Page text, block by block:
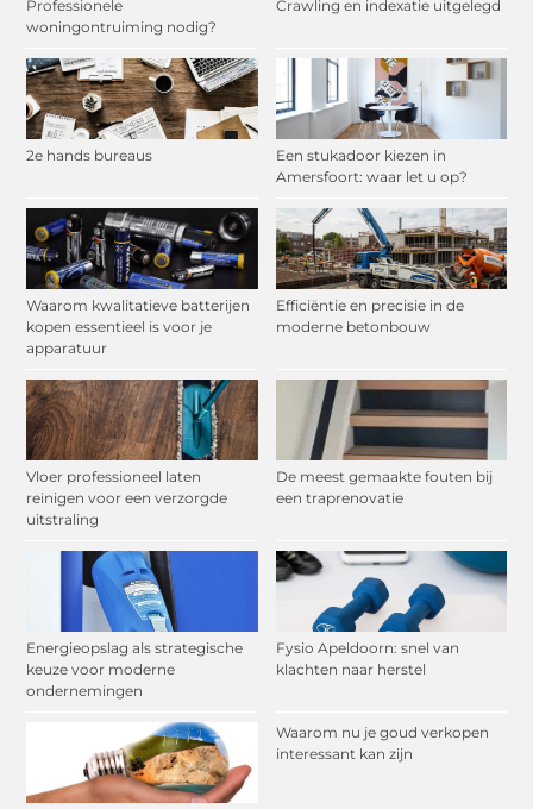
Professionele
woningontruiming nodig?
Crawling en indexatie uitgelegd
2e hands bureaus
Een stukadoor kiezen in
Amersfoort: waar let u op?
Waarom kwalitatieve batterijen
kopen essentieel is voor je
apparatuur
Efficiëntie en precisie in de
moderne betonbouw
Vloer professioneel laten
reinigen voor een verzorgde
uitstraling
De meest gemaakte fouten bij
een traprenovatie
Energieopslag als strategische
keuze voor moderne
ondernemingen
Fysio Apeldoorn: snel van
klachten naar herstel
Waarom nu je goud verkopen
interessant kan zijn